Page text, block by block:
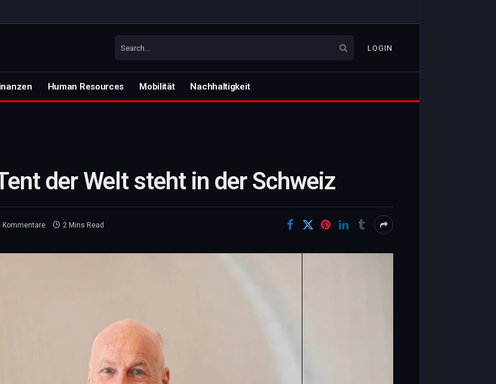
LOGIN
Human Resources Mobilität Nachhaltigkeit
der Welt steht in der Schweiz
Kommentare 2 Mins Read